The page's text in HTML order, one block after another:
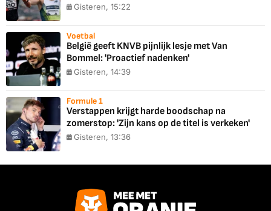
Gisteren, 15:22
Voetbal
België geeft KNVB pijnlijk lesje met Van
Bommel: 'Proactief nadenken'
Gisteren, 14:39
Formule 1
Verstappen krijgt harde boodschap na
zomerstop: 'Zijn kans op de titel is verkeken'
Gisteren, 13:36